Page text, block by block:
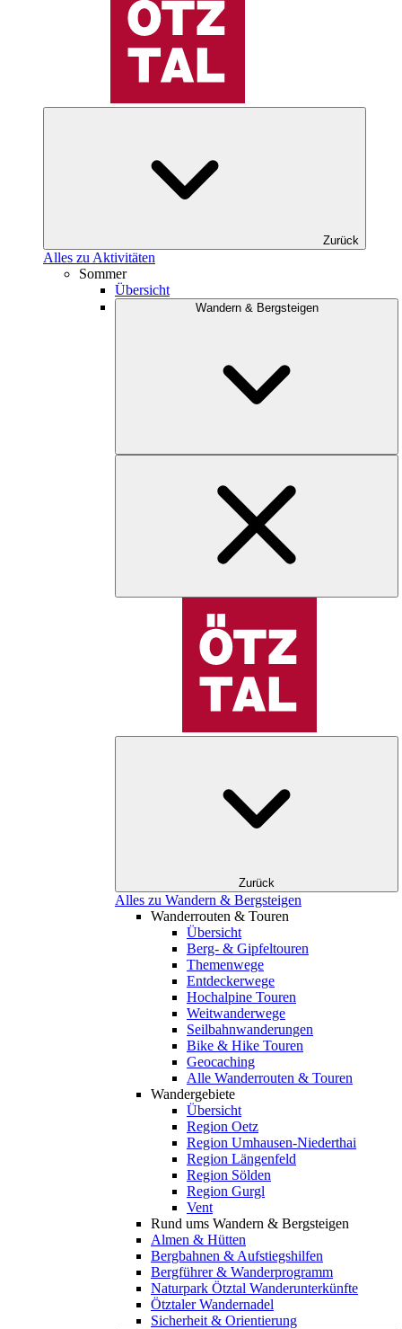
Zurück
Alles zu Aktivitäten
Sommer
Übersicht
Wandern & Bergsteigen
Zurück
Alles zu Wandern & Bergsteigen
Wanderrouten & Touren
Übersicht
Berg- & Gipfeltouren
Themenwege
Entdeckerwege
Hochalpine Touren
Weitwanderwege
Seilbahnwanderungen
Bike & Hike Touren
Geocaching
Alle Wanderrouten & Touren
Wandergebiete
Übersicht
Region Oetz
Region Umhausen-Niederthai
Region Längenfeld
Region Sölden
Region Gurgl
Vent
Rund ums Wandern & Bergsteigen
Almen & Hütten
Bergbahnen & Aufstiegshilfen
Bergführer & Wanderprogramm
Naturpark Ötztal Wanderunterkünfte
Ötztaler Wandernadel
Sicherheit & Orientierung